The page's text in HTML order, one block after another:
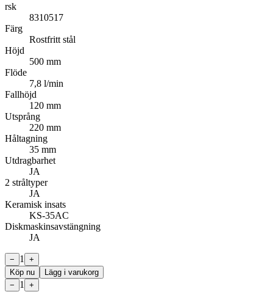
rsk
8310517
Färg
Rostfritt stål
Höjd
500 mm
Flöde
7,8 l/min
Fallhöjd
120 mm
Utsprång
220 mm
Håltagning
35 mm
Utdragbarhet
JA
2 stråltyper
JA
Keramisk insats
KS-35AC
Diskmaskinsavstängning
JA
− 1
+
Köp nu
Lägg i varukorg
−
1 +